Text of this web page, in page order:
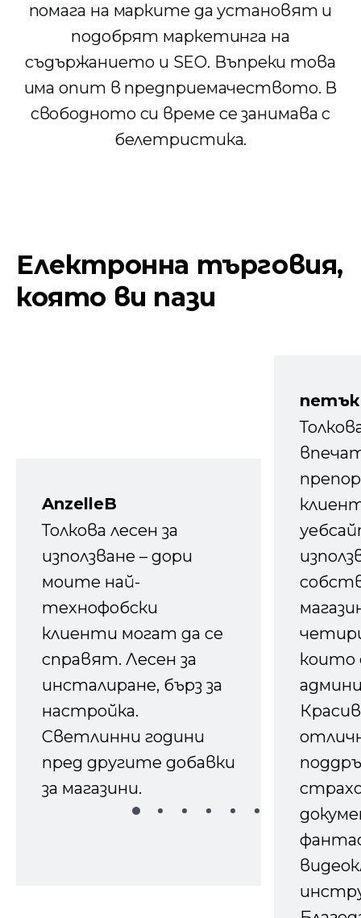
помага на марките да установят и
подобрят маркетинга на
съдържанието и SEO. Въпреки това
има опит в предприемачеството. В
свободното си време се занимава с
белетристика.
Електронна търговия,
която ви пази
AnzelleB
Толкова лесен за
използване – дори
моите най-
технофобски
клиенти могат да се
справят. Лесен за
инсталиране, бърз за
настройка.
Светлинни години
пред другите добавки
за магазини.
които